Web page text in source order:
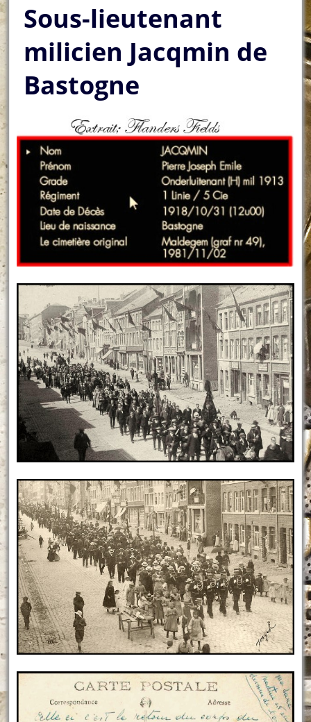
Sous-lieutenant
milicien Jacqmin de
Bastogne